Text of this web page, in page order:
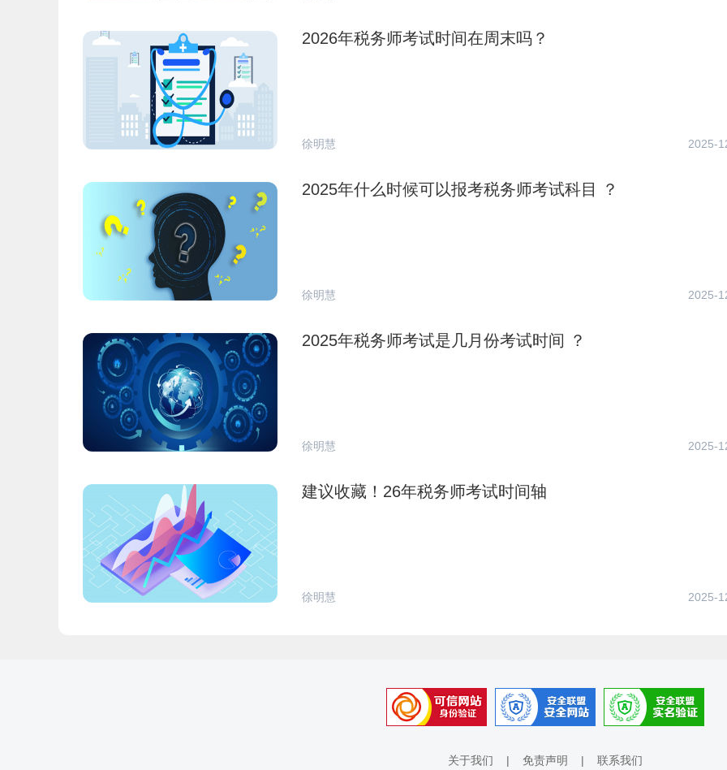
2026年税务师考试时间在周末吗？
徐明慧 2025-
2025年什么时候可以报考税务师考试科目 ？
徐明慧 2025-
2025年税务师考试是几月份考试时间 ？
徐明慧 2025-
建议收藏！26年税务师考试时间轴
徐明慧 2025-
关于我们 | 免责声明 | 联系我们